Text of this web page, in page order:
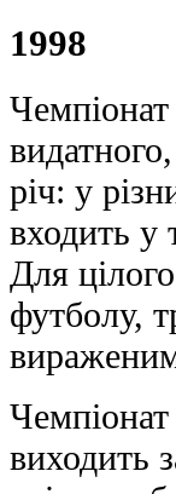
1998
річ: у
входить у
Для
футболу,
виходить